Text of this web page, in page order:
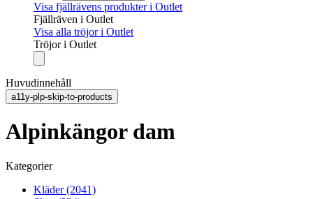
Visa fjällrävens produkter i Outlet
Fjällräven i Outlet
Visa alla tröjor i Outlet
Tröjor i Outlet
Huvudinnehåll
a11y-plp-skip-to-products
Alpinkängor dam
Kategorier
Kläder (2041)